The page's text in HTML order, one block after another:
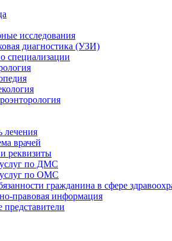
исследования
диагностика (УЗИ)
специализации
лечения
врачей
реквизиты
по ДМС
по ОМС
гражданина в сфере
правовая информация
представители